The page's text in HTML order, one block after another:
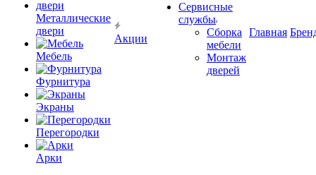
Металлические
двери
Мебель
Фурнитура
Экраны
Перегородки
Арки
Акции
Сервисные
службы
Сборка
мебели
Монтаж
дверей
Главная